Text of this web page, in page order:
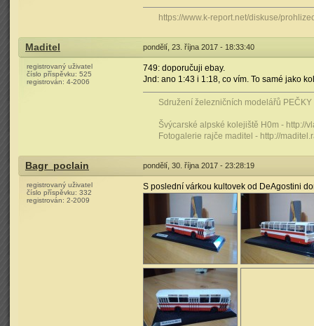
https://www.k-report.net/diskuse/
Maditel pondělí, 23. října 2017 - 18:33:40
registrovaný uživatel
číslo příspěvku: 525
registrován: 4-2006
749: doporučuji ebay.
Jnd: ano 1:43 i 1:18, co vím. To samé jako
Sdružení železničních modelářů PEČKY
Švýcarské alpské kolejiště H0m - http://
Fotogalerie rajče maditel - http://
Bagr_poclain pondělí, 30. října 2017 - 23:28:19
registrovaný uživatel
číslo příspěvku: 332
registrován: 2-2009
S poslední várkou kultovek od DeAgostini